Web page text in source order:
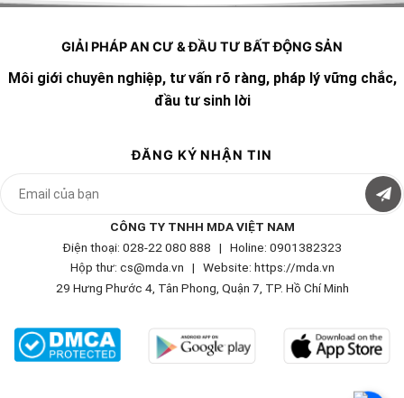
GIẢI PHÁP AN CƯ & ĐẦU TƯ BẤT ĐỘNG SẢN
Môi giới chuyên nghiệp, tư vấn rõ ràng, pháp lý vững chắc,
đầu tư sinh lời
ĐĂNG KÝ NHẬN TIN
CÔNG TY TNHH MDA VIỆT NAM
Điện thoại: 028-22 080 888 | Holine: 0901382323
Hộp thư: cs@mda.vn | Website: https://mda.vn
29 Hưng Phước 4, Tân Phong, Quận 7, TP. Hồ Chí Minh